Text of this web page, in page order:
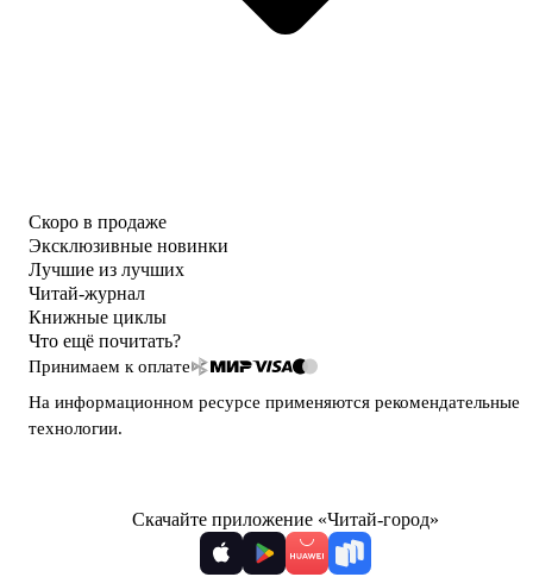
Скоро в продаже
Эксклюзивные новинки
Лучшие из лучших
Читай-журнал
Книжные циклы
Что ещё почитать?
Принимаем к оплате
На информационном ресурсе применяются рекомендательные
технологии.
Скачайте приложение «Читай-город»